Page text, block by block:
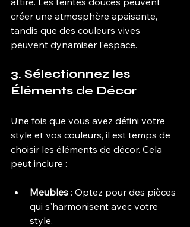
créer une atmosphère apaisante,
tandis que des couleurs vives
peuvent dynamiser l'espace.
3. Sélectionnez les
Éléments de Décor
Une fois que vous avez défini votre
style et vos couleurs, il est temps de
choisir les éléments de décor. Cela
peut inclure :
Meubles : Optez pour des pièces
qui s'harmonisent avec votre
style.